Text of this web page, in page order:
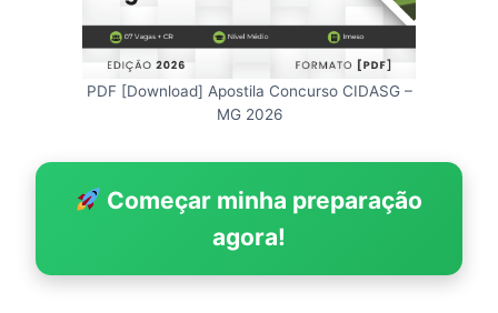
PDF [Download] Apostila Concurso CIDASG –
MG 2026
Começar minha preparação
agora!